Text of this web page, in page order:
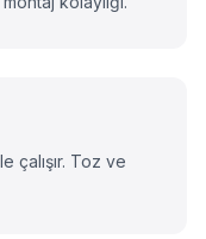
çalışır. Toz ve